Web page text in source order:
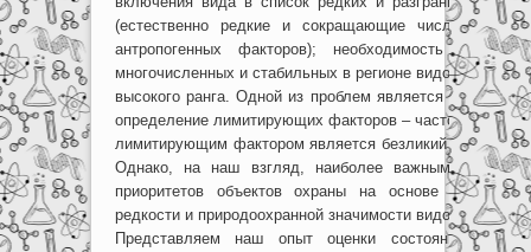
(естественно редкие и сокращающие численность
антропогенных факторов); необходимость
многочисленных и стабильных в регионе видов из
высокого ранга. Одной из проблем является как можно
определение лимитирующих факторов – часто
лимитирующим фактором является безликий
Однако, на наш взгляд, наиболее важным является
приоритетов объектов охраны на основе
редкости и природоохранной значимости видов.
Представляем наш опыт оценки состояния и